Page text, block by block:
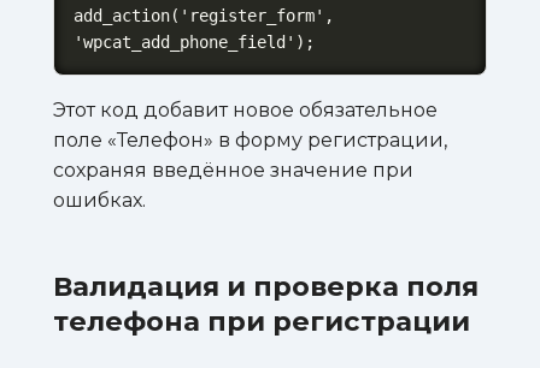
add_action('register_form',
'wpcat_add_phone_field');
Этот код добавит новое обязательное
поле «Телефон» в форму регистрации,
сохраняя введённое значение при
ошибках.
Валидация и проверка поля
телефона при регистрации